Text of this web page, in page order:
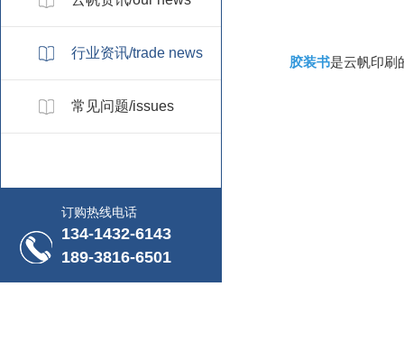
行业资讯/trade news
常见问题/issues
订购热线电话
134-1432-6143
189-3816-6501
胶装书是云帆印刷